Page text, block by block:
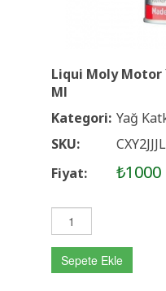
Liqui Moly Motor
Ml
Kategori: Yağ
SKU:
Fiyat:
₺1000
Sepete Ekle